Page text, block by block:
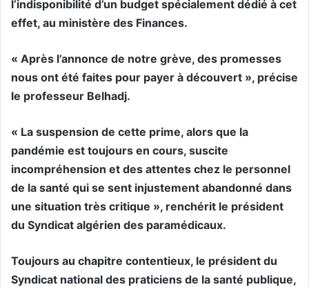
l’indisponibilité d’un budget spécialement dédié à cet
effet, au ministère des Finances.
« Après l’annonce de notre grève, des promesses
nous ont été faites pour payer à découvert », précise
le professeur Belhadj.
« La suspension de cette prime, alors que la
pandémie est toujours en cours, suscite
incompréhension et des attentes chez le personnel
de la santé qui se sent injustement abandonné dans
une situation très critique », renchérit le président
du Syndicat algérien des paramédicaux.
Toujours au chapitre contentieux, le président du
Syndicat national des praticiens de la santé publique,